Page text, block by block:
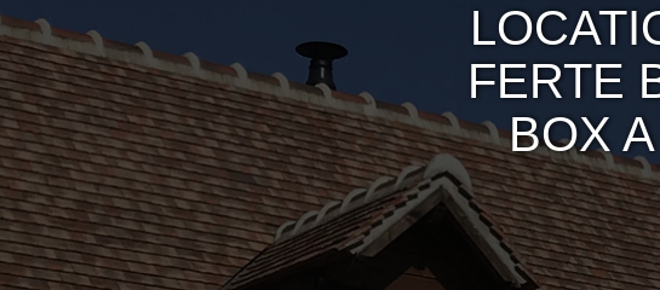
FERTE
BOX